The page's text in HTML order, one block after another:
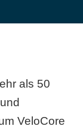
als 50
VeloCore